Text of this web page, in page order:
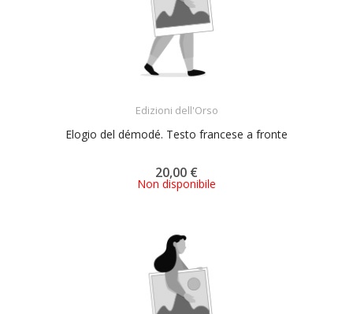
Edizioni dell'Orso
Elogio del démodé. Testo francese a fronte
20,00 €
Non disponibile